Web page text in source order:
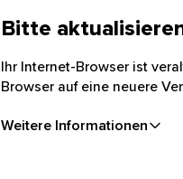
Bitte
Ihr Internet-Browser ist
Browser auf eine neuere
Weitere Informationen